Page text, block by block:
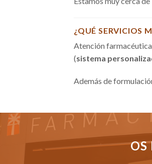
¿QUÉ SERVICIOS
Atención
(sistema
Además de
OS